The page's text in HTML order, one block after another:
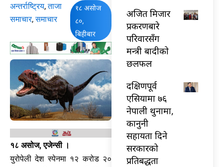
अन्तर्राष्ट्रिय,ताजा
समाचार,समाचार
१८ असोज
८०,
बिहीबार
१८ असोज, एजेन्सी ।
युरोपेली देश स्पेनमा १२ करोड २०
अजित मिजार
प्रकरणबारे
परिवारसँग
मन्त्री बादीको
छलफल
दक्षिणपूर्व
एसियामा ७६
नेपाली थुनामा,
कानुनी
सहायता दिने
सरकारको
प्रतिबद्धता